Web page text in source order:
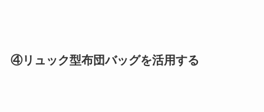
④リュック型布団バッグを活用する